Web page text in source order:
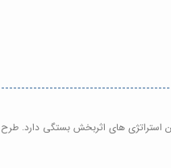
استراتژی های اثربخش بستگی دارد.